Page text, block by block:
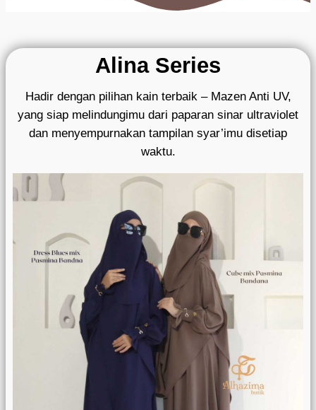
Alina Series
Hadir dengan pilihan kain terbaik – Mazen Anti UV,
yang siap melindungimu dari paparan sinar ultraviolet
dan menyempurnakan tampilan syar’imu disetiap
waktu.